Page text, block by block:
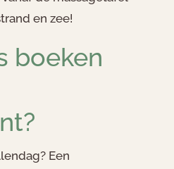
en zee!
boeken
Een